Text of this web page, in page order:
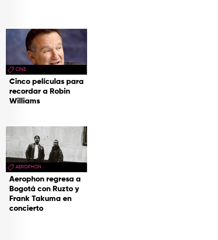
CINE
Cinco películas para
recordar a Robin
Williams
AEROPHON
Aerophon regresa a
Bogotá con Ruzto y
Frank Takuma en
concierto